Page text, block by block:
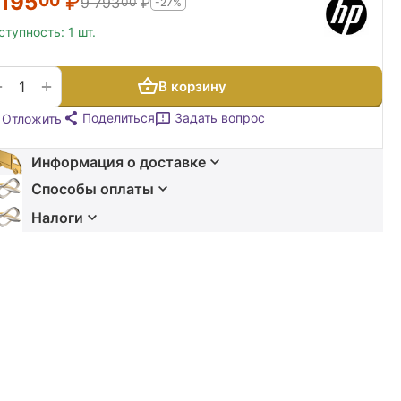
1 шт.
+ В корзину
Отложить Поделиться Задать вопрос
Информация о доставке
Способы оплаты
Налоги